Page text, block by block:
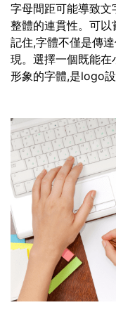
字母間距可能導致
整體的連貫性。可以
記住,字體不僅是傳
現。選擇一個既能
形象的字體,是logo設